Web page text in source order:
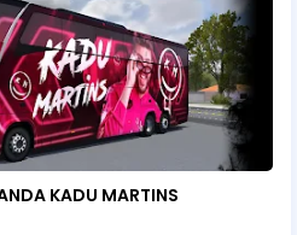
KADU MARTINS